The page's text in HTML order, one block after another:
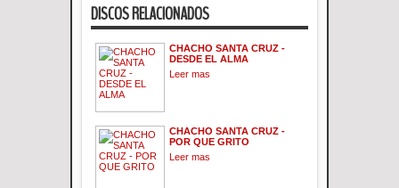
DISCOS RELACIONADOS
CHACHO SANTA CRUZ -
DESDE EL ALMA
Leer mas
CHACHO SANTA CRUZ -
POR QUE GRITO
Leer mas